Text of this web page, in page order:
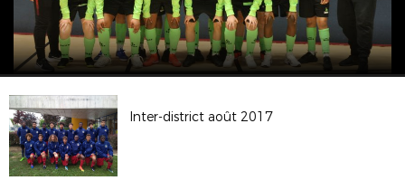
Inter-district août 2017